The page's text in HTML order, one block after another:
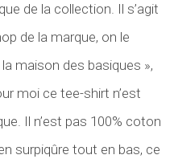
de la collection. Il s’agit
de la marque, on le
la maison des basiques »,
moi ce tee-shirt n’est
Il n’est pas 100% coton
surpiqûre tout en bas, ce